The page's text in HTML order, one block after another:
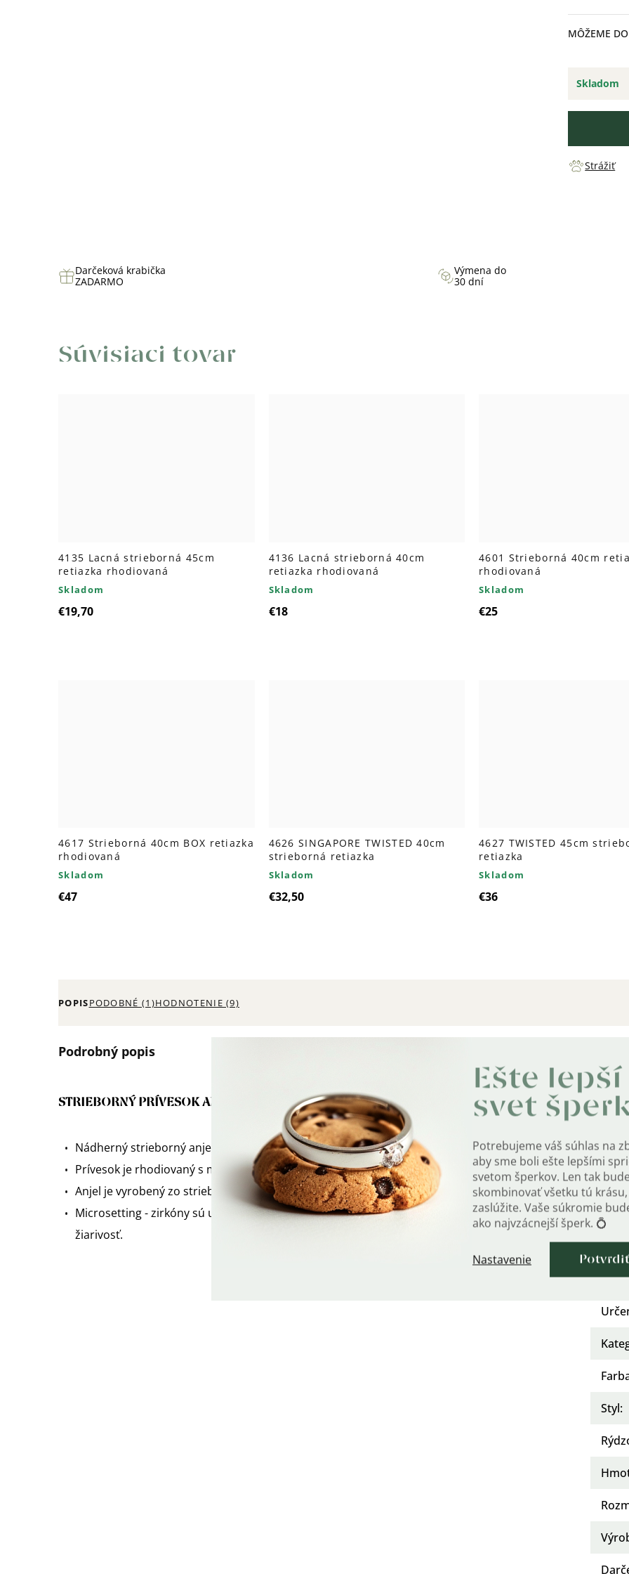
Ešte lepší
svet
Potrebujeme váš súhlas na
aby sme boli ešte lepšími
svetom šperkov. Len tak
skombinovať všetku tú
zaslúžite. Vaše súkromie
ako najvzácnejší šperk. 💍
Nastavenie
cena:
Skladom
MÔŽEME
Strážiť
Darčeková krabička
ZADARMO
Výmena do
30 dní
Súvisiaci tovar
4135 Lacná strieborná 45cm
retiazka rhodiovaná
Skladom
€19,70
4136 Lacná strieborná 40cm
retiazka rhodiovaná
Skladom
€18
4601 Strieborná 40cm
rhodiovaná
Skladom
€25
4617 Strieborná 40cm BOX retiazka
rhodiovaná
Skladom
€47
4626 SINGAPORE TWISTED 40cm
strieborná retiazka
Skladom
€32,50
4627 TWISTED 45cm
retiazka
Skladom
€36
POPISPODOBNÉ (1)HODNOTENIE (9)
Podrobný popis
STRIEBORNÝ PRÍVESOK ANJEL SO SRDIEČKOM A ZIRKÓNMI
Nádherný strieborný anjel so srdiečkom.
Prívesok je rhodiovaný s modrými zirkónmi.
Anjel je vyrobený zo striebra 925/1000 a označený puncem rýdzosti.
Microsetting - zirkóny sú uložené čo možno najbližšie k sebe, čo vytvára úžasný vzhľad a
žiarivosť.
EAN:
Styl: